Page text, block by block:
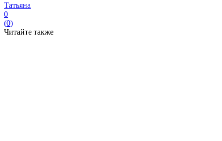
Татьяна
0
(0)
Читайте также